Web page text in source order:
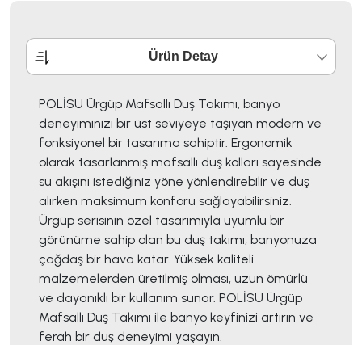
Ürün Detay
POLİSU Ürgüp Mafsallı Duş Takımı, banyo
deneyiminizi bir üst seviyeye taşıyan modern ve
fonksiyonel bir tasarıma sahiptir. Ergonomik
olarak tasarlanmış mafsallı duş kolları sayesinde
su akışını istediğiniz yöne yönlendirebilir ve duş
alırken maksimum konforu sağlayabilirsiniz.
Ürgüp serisinin özel tasarımıyla uyumlu bir
görünüme sahip olan bu duş takımı, banyonuza
çağdaş bir hava katar. Yüksek kaliteli
malzemelerden üretilmiş olması, uzun ömürlü
ve dayanıklı bir kullanım sunar. POLİSU Ürgüp
Mafsallı Duş Takımı ile banyo keyfinizi artırın ve
ferah bir duş deneyimi yaşayın.